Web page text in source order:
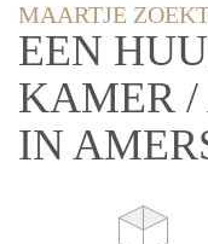
MAARTJE
EEN
KAMER /
IN